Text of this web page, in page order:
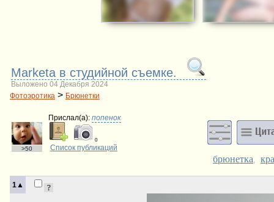
Marketa в студийной съемке.
Выложено 04 Декабря 2024
Фотоэротика > Брюнетки
>50
Прислал(a): попенок
0
Список публикаций
брюнетка,
1▲